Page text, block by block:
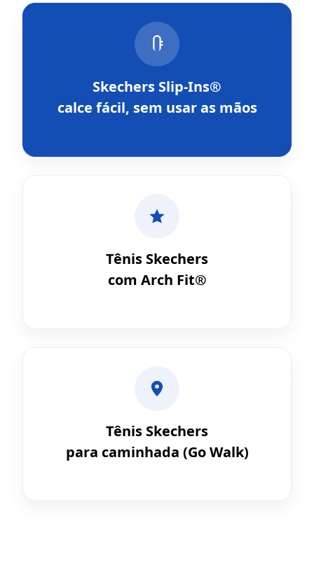
Skechers Slip-Ins®
calce fácil, sem usar as mãos
Tênis Skechers
com Arch Fit®
Tênis Skechers
para caminhada (Go Walk)